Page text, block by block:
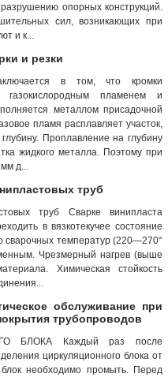
опорных конструкций.
сил, возникающих при
и к...
и резки
в том, что кромки
газокислородным пламенем и
металлом присадочной
пламя расплавляет участок,
Проплавление на глубину
жидкого металла. Поэтому при
д...
труб
труб Сварке винипласта
в вязкотекучее состояние
сварочных температур (220—270°
Чрезмерный нагрев (выше
Химическая стойкость
обслуживание при
трубопроводов
БЛОКА Каждый раз после
циркуляционного блока от
необходимо промыть. Перед